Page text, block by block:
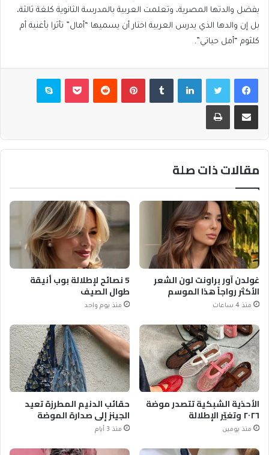
بفضل والدتها المصرية، وتعلمت العربية بالمدرسة الثانوية كلغة ثالثة،
بل إن والدها الذي يدرس العربية اختار أن يسميها “أمال” تأثرا بأغنية أم
كلثوم “أمل حياتي”.
فيسبوكتويتر لينكدإن بينتيريست بوكيت سكايب
مشاركة عبر البريد طباعة
مقالات ذات صلة
غولدن آور براونت لون الشعر
الأكثر رواجاً هذا الموسم
منذ 4 ساعات
5 نصائح لإطلالة بوب أنيقة
طوال الصيف
منذ يوم واحد
الأحذية الشبكية تتصدر موضة
٢٠٢٦ وتغيّر الإطلالة
منذ يومين
حقائب الدنيم المطرزة تعيد
الجينز إلى صدارة الموضة
منذ 3 أيام